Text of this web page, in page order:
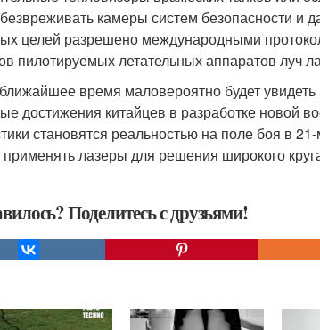
камеры систем безопасности и
целей разрешено международными
пилотируемых летательных аппаратов луч
время маловероятно будет увидеть
достижения китайцев в разработке новой
становятся реальностью на поле боя в
лазеры для решения широкого
Поделитесь с друзьями!